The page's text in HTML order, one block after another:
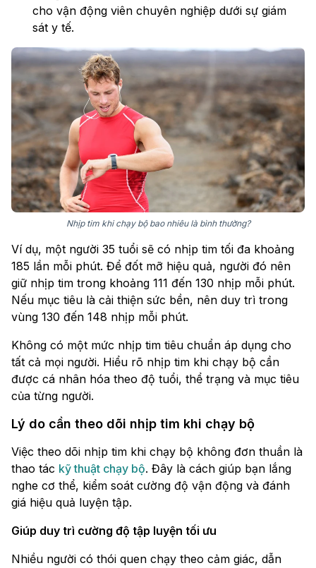
cho vận động viên chuyên nghiệp dưới sự giám
sát y tế.
Nhịp tim khi chạy bộ bao nhiêu là bình thường?
Ví dụ, một người 35 tuổi sẽ có nhịp tim tối đa khoảng
185 lần mỗi phút. Để đốt mỡ hiệu quả, người đó nên
giữ nhịp tim trong khoảng 111 đến 130 nhịp mỗi phút.
Nếu mục tiêu là cải thiện sức bền, nên duy trì trong
vùng 130 đến 148 nhịp mỗi phút.
Không có một mức nhịp tim tiêu chuẩn áp dụng cho
tất cả mọi người. Hiểu rõ nhịp tim khi chạy bộ cần
được cá nhân hóa theo độ tuổi, thể trạng và mục tiêu
của từng người.
Lý do cần theo dõi nhịp tim khi chạy bộ
Việc theo dõi nhịp tim khi chạy bộ không đơn thuần là
thao tác kỹ thuật chạy bộ. Đây là cách giúp bạn lắng
nghe cơ thể, kiểm soát cường độ vận động và đánh
giá hiệu quả luyện tập.
Giúp duy trì cường độ tập luyện tối ưu
Nhiều người có thói quen chạy theo cảm giác, dẫn